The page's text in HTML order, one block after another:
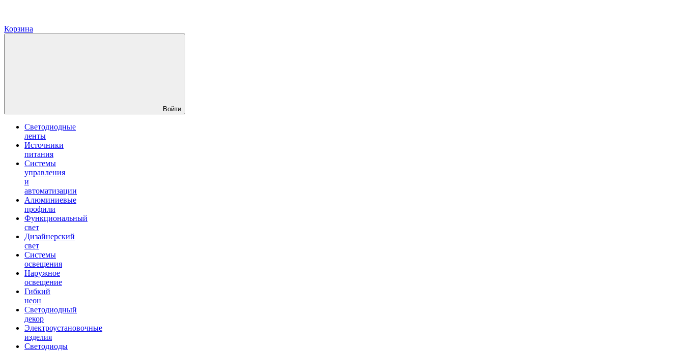
Корзина
Войти
Светодиодные
ленты
Источники
питания
Системы
управления
и
автоматизации
Алюминиевые
профили
Функциональный
свет
Дизайнерский
свет
Системы
освещения
Наружное
освещение
Гибкий
неон
Светодиодный
декор
Электроустановочные
изделия
Светодиоды